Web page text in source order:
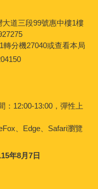
道三段99號惠中樓1樓
轉分機27040或查看本局
：12:00-13:00，彈性上
、Edge、Safari瀏覽
年8月7日